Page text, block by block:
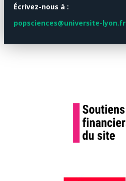
Écrivez-nous à :
popsciences@universite-lyon.fr